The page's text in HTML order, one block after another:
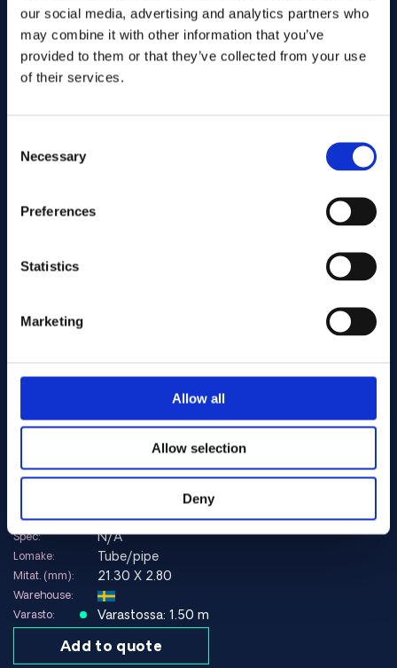
our social media, advertising and analytics partners who
may combine it with other information that you’ve
provided to them or that they’ve collected from your use
of their services.
Selection
Necessary
Preferences
Statistics
Marketing
Allow all
Allow selection
Deny
Warehouse:
Varastossa: 131.17 kg
Add to quote
Lomake:
Varasto:
Add to quote
Seokset:
200.00
Contact us here for order
Art.no 11450
Seokset: alloy 825
Spec: N/A
Lomake: Tube/pipe
Mitat. (mm): 21.30 X 2.80
Warehouse:
Varasto:
Varastossa: 1.50 m
Add to quote
Art.no 10648